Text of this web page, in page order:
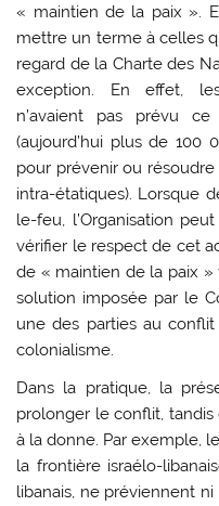
« maintien de la paix ».
mettre un terme à celles
regard de la Charte des
exception. En effet,
n’avaient pas prévu
(aujourd’hui plus de 100
pour prévenir ou
intra-étatiques). Lorsque
le-feu, l’Organisation
vérifier le respect de cet
de « maintien de la paix »
solution imposée par le
une des parties au
colonialisme.
Dans la pratique, la
prolonger le conflit,
à la donne. Par exemple,
la frontière israélo-
libanais, ne préviennent